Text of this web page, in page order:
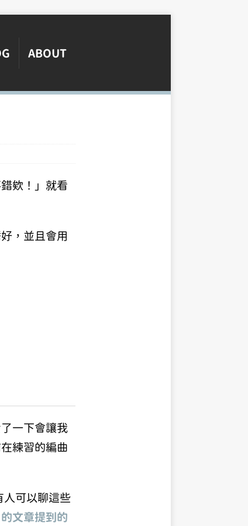
ABOUT
欸！」就看
，並且會用
一下會讓我
練習的編曲
人可以聊這些
文章提到的